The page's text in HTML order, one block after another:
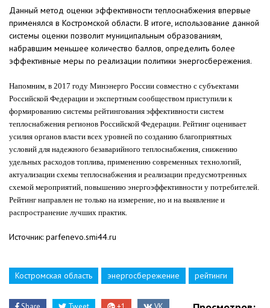
Данный метод оценки эффективности теплоснабжения впервые
применялся в Костромской области. В итоге, использование данной
системы оценки позволит муниципальным образованиям,
набравшим меньшее количество баллов, определить более
эффективные меры по реализации политики энергосбережения.
Напомним, в 2017 году Минэнерго России совместно с субъектами
Российской Федерации и экспертным сообществом приступили к
формированию системы рейтингования эффективности систем
теплоснабжения регионов Российской Федерации. Рейтинг оценивает
усилия органов власти всех уровней по созданию благоприятных
условий для надежного безаварийного теплоснабжения, снижению
удельных расходов топлива, применению современных технологий,
актуализации схемы теплоснабжения и реализации предусмотренных
схемой мероприятий, повышению энергоэффективности у потребителей.
Рейтинг направлен не только на измерение, но и на выявление и
распространение лучших практик.
Источник: parfenevo.smi44.ru
Костромская область энергосбережение рейтинги